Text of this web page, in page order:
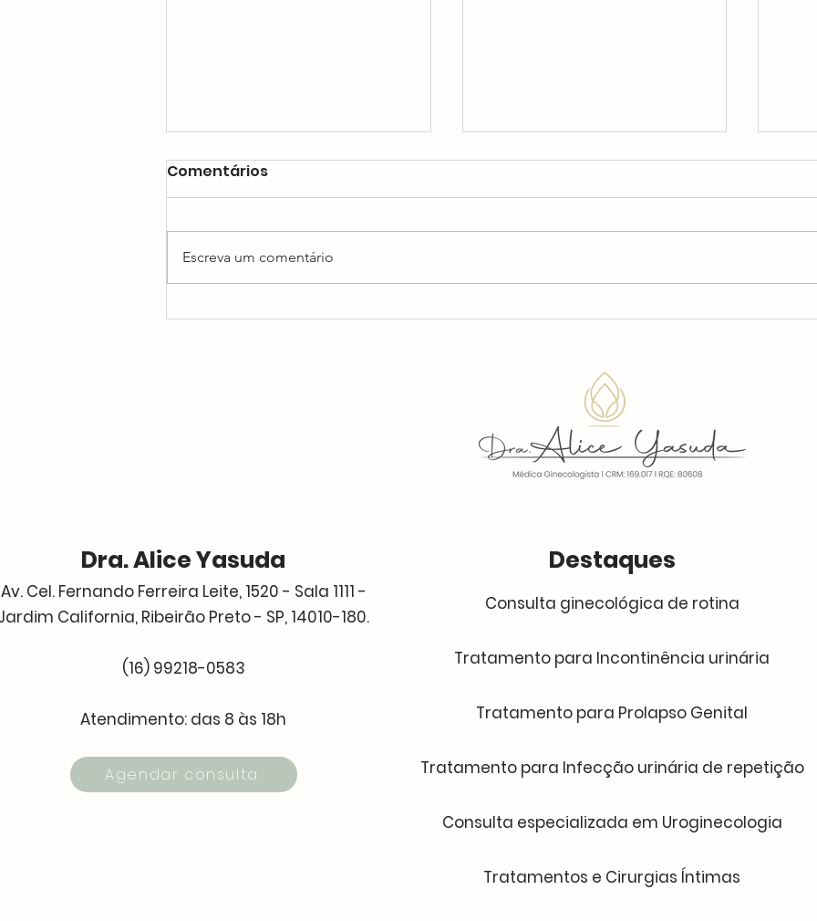
Como prevenir infecções
Está com dificuldades
Comentários
Escreva um comentário
Dra. Alice Yasuda
Av. Cel. Fernando Ferreira Leite, 1520 - Sala 1111 -
California, Ribeirão Preto - SP, 14010-180.
(16) 99218-0583
Atendimento: das 8 às 18h
Agendar consulta
Destaques
Consulta ginecológica de rotina
Tratamento para Incontinência urinária
Tratamento para Prolapso Genital
Tratamento para Infecção urinária de repetição
Consulta especializada em Uroginecologia
Tratamentos e Cirurgias Íntimas